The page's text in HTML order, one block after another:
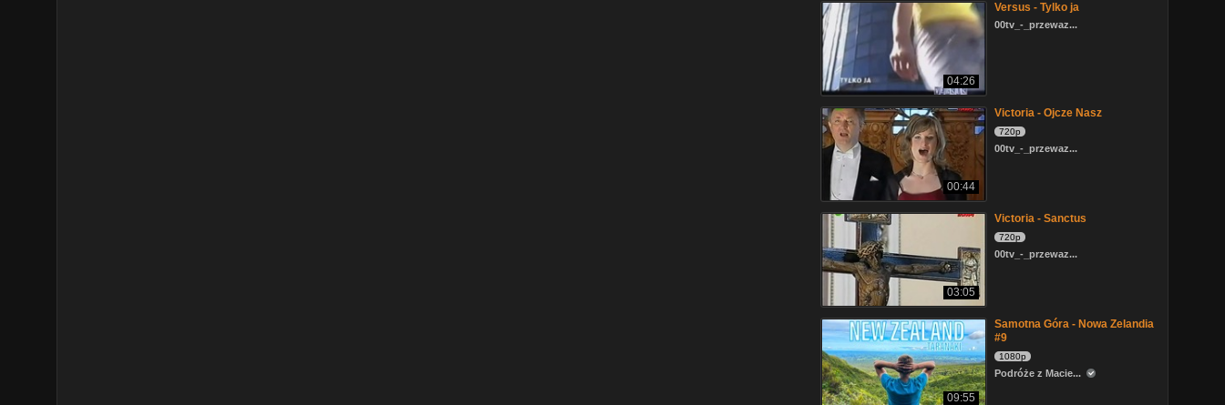
04:26
Versus - Tylko ja
00tv_-_przewaz...
00:44
Victoria - Ojcze Nasz
720p
00tv_-_przewaz...
03:05
Victoria - Sanctus
720p
00tv_-_przewaz...
09:55
Samotna Góra - Nowa Zelandia
#9
1080p
Podróże z Macie...